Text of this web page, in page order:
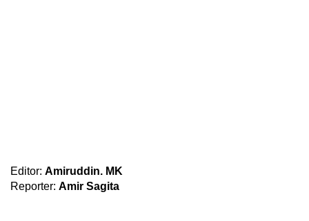
Editor: Amiruddin. MK
Reporter: Amir Sagita